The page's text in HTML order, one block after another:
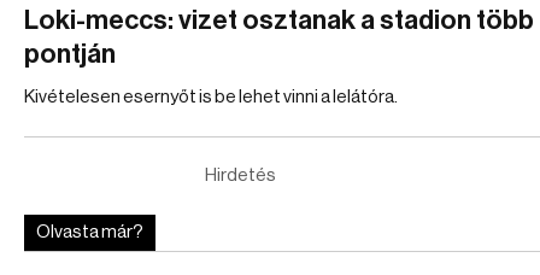
Loki-meccs: vizet osztanak a stadion több
pontján
Kivételesen esernyőt is be lehet vinni a lelátóra.
Hirdetés
Olvasta már?